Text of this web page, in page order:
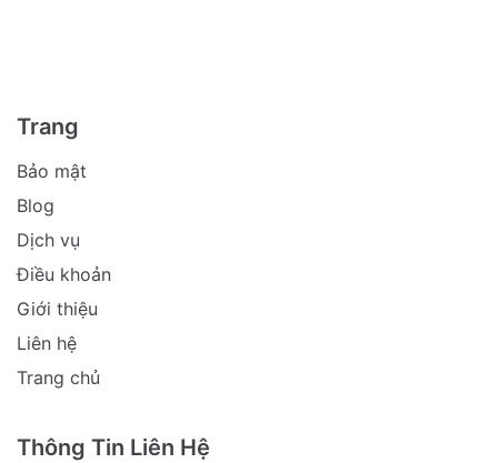
Trang
Bảo mật
Blog
Dịch vụ
Điều khoản
Giới thiệu
Liên hệ
Trang chủ
Thông Tin Liên Hệ